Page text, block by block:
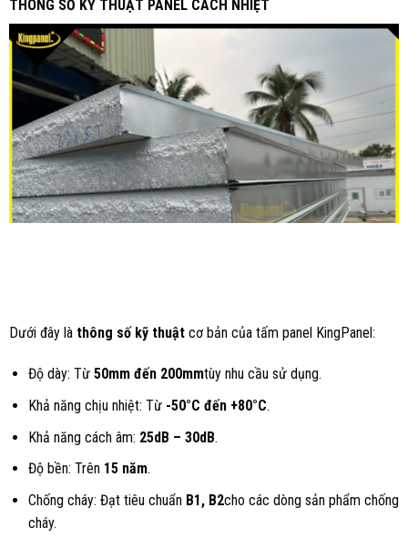
THÔNG SỐ KỸ THUẬT PANEL CÁCH NHIỆT
Dưới đây là thông số kỹ thuật cơ bản của tấm panel KingPanel:
Độ dày: Từ 50mm đến 200mmtùy nhu cầu sử dụng.
Khả năng chịu nhiệt: Từ -50°C đến +80°C.
Khả năng cách âm: 25dB – 30dB.
Độ bền: Trên 15 năm.
Chống cháy: Đạt tiêu chuẩn B1, B2cho các dòng sản phẩm chống
cháy.